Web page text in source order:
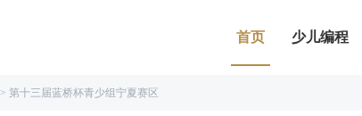
首页 少儿编程
> 第十三届蓝桥杯青少组宁夏赛区